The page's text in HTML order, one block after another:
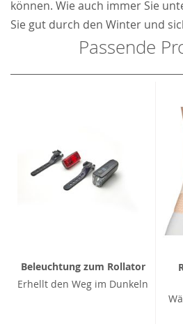
können. Wie auch immer Sie
Sie gut durch den Winter und
Passende
Beleuchtung zum Rollator
Erhellt den Weg im Dunkeln